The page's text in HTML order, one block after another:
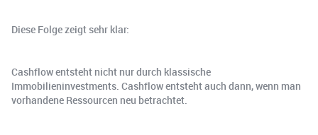
Diese Folge zeigt sehr klar:
Cashflow entsteht nicht nur durch klassische
Immobilieninvestments. Cashflow entsteht auch dann, wenn man
vorhandene Ressourcen neu betrachtet.